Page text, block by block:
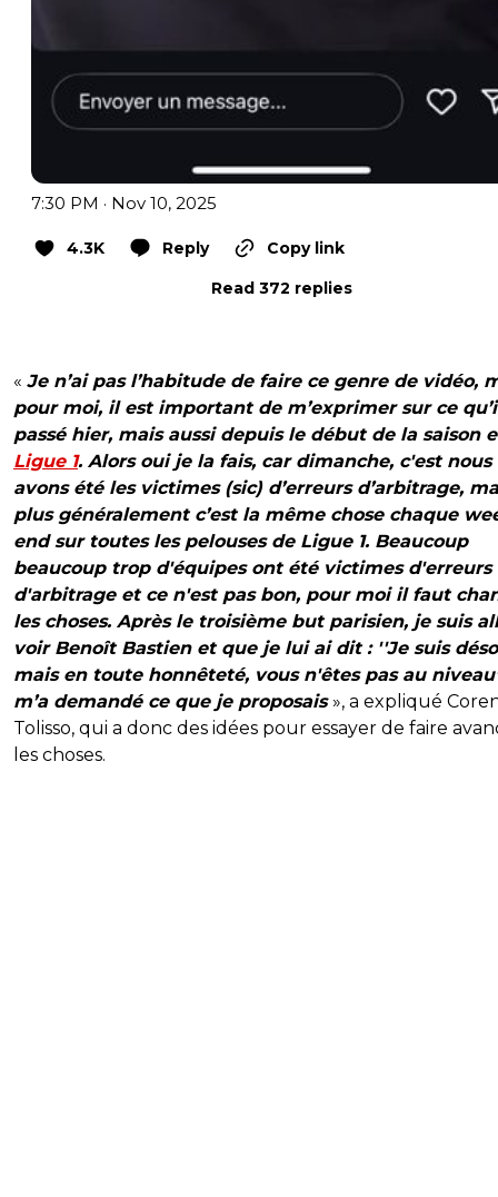
7:30 PM · Nov 10, 2025
4.3K Reply
Copy link
Read 372 replies
« Je n’ai pas l’habitude de faire ce genre de vidéo,
pour moi, il est important de m’exprimer sur ce
passé hier, mais aussi depuis le début de la saison
Ligue 1. Alors oui je la fais, car dimanche, c'est nous
avons été les victimes (sic) d’erreurs d’arbitrage,
plus généralement c’est la même chose chaque
end sur toutes les pelouses de Ligue 1. Beaucoup
beaucoup trop d'équipes ont été victimes d'erreurs
d'arbitrage et ce n'est pas bon, pour moi il faut
les choses. Après le troisième but parisien, je suis
voir Benoît Bastien et que je lui ai dit : ''Je suis
mais en toute honnêteté, vous n'êtes pas au
m’a demandé ce que je proposais», a expliqué
Tolisso, qui a donc des idées pour essayer de faire
les choses.